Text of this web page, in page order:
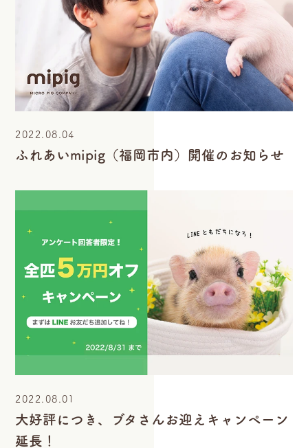
2022.08.04
ふれあいmipig（福岡市内）開催のお知らせ
2022.08.01
大好評につき、ブタさんお迎えキャンペーン
延長！